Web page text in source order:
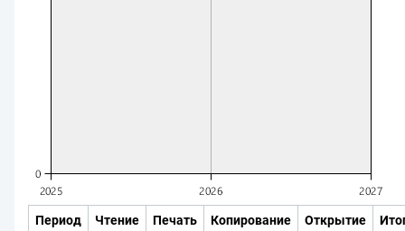
Период Чтение Печать Копирование Открытие